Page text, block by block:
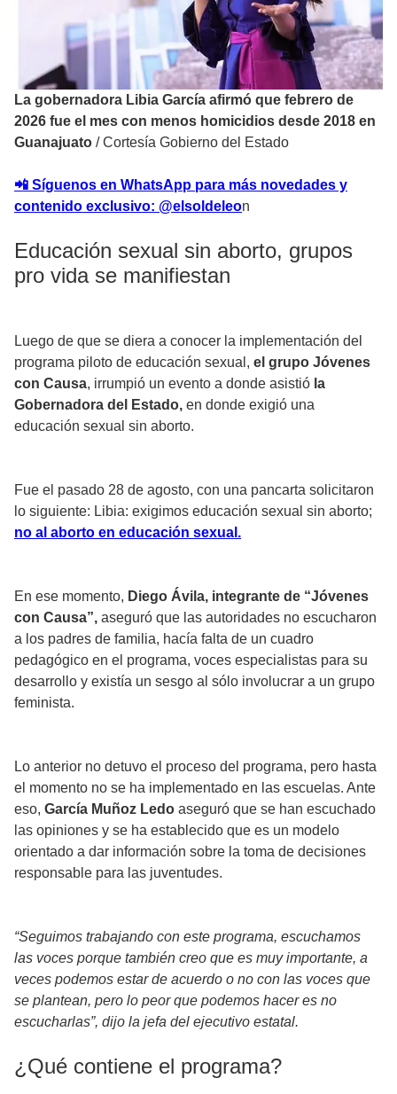
La gobernadora Libia García afirmó que febrero de
2026 fue el mes con menos homicidios desde 2018 en
Guanajuato /Cortesía Gobierno del Estado
📲 Síguenos en WhatsApp para más novedades y
contenido exclusivo: @elsoldeleon
Educación sexual sin aborto, grupos
pro vida se manifiestan
Luego de que se diera a conocer la implementación del
programa piloto de educación sexual, el grupo Jóvenes
con Causa, irrumpió un evento a donde asistió la
Gobernadora del Estado, en donde exigió una
educación sexual sin aborto.
Fue el pasado 28 de agosto, con una pancarta solicitaron
lo siguiente: Libia: exigimos educación sexual sin aborto;
no al aborto en educación sexual.
En ese momento, Diego Ávila, integrante de “Jóvenes
con Causa”, aseguró que las autoridades no escucharon
a los padres de familia, hacía falta de un cuadro
pedagógico en el programa, voces especialistas para su
desarrollo y existía un sesgo al sólo involucrar a un grupo
feminista.
Lo anterior no detuvo el proceso del programa, pero hasta
el momento no se ha implementado en las escuelas. Ante
eso, García Muñoz Ledo aseguró que se han escuchado
las opiniones y se ha establecido que es un modelo
orientado a dar información sobre la toma de decisiones
responsable para las juventudes.
“Seguimos trabajando con este programa, escuchamos
las voces porque también creo que es muy importante, a
veces podemos estar de acuerdo o no con las voces que
se plantean, pero lo peor que podemos hacer es no
escucharlas”, dijo la jefa del ejecutivo estatal.
¿Qué contiene el programa?